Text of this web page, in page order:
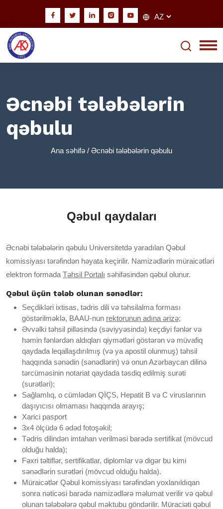
Əcnəbi tələbələrin
qəbulu
Ana səhifə / Əcnəbi tələbələrin qəbulu
Qəbul qaydaları
Əcnəbi tələbələrin qəbulu Universitetdə yaradılan Qəbul
komissiyası tərəfindən həyata keçirilir. Namizədlərin müraicətləri
elektron formada Təhsil Portalı səhifəsindən qəbul olunur.
Qəbul üçün tələb olunan sənədlər:
Seçdikləri ixtisas, tədris dili və təhsilalma forması
göstərilməklə, BAAU-nun rektorunun adına ərizə;
Əvvəlki təhsil pilləsində (səviyyəsində) keçdiyi fənlər və
həmin fənlərdən aldıqları qiymətləri göstərən və müvafiq
qaydada leqallaşdırılmış (və ya apostil olunmuş) təhsil
haqqında sənədin (sənədlərin) və onun Azərbaycan dilinə
tərcüməsinin notariat qaydada təsdiq edilmiş surəti
(surətləri);
Sağlamlıq, o cümlədən QİÇS, Hepatit B və C viruslarının
daşıyıcısı olmaması haqqında arayış;
Xarici pasport
3x4 ölçüdə 6 ədəd fotoşəkil;
Tədris dilindən imtahan verilməsi barədə sertifikat (mövcud
olduğu halda);
Fəxri təltiflər, sertifikatlar, diplomlar və digər bu kimi
sənədlərin surətləri (mövcud olduğu halda).
Müraicətlər Qəbul komissiyası tərəfindən yoxlanıldıqan
sonra nəticəsi barədə namizədlərə məlumat verilir və qəbul
olunan tələbələrə qəbul məktubu göndərilir. Müraciəti qəbul